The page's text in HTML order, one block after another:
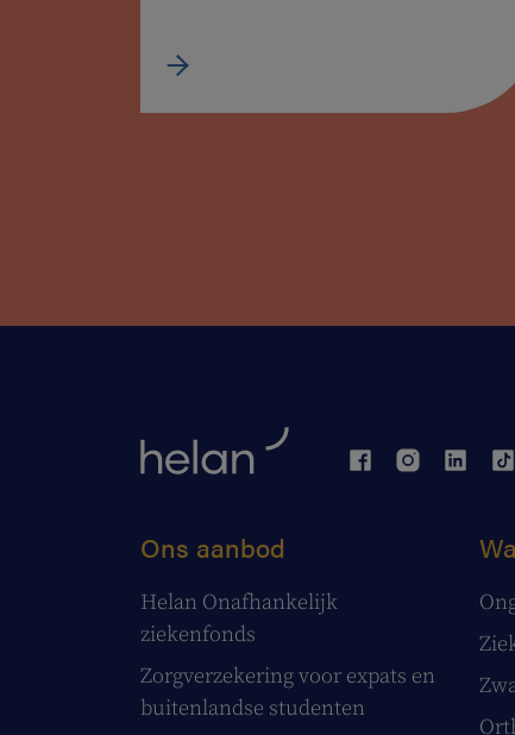
Ons aanbod
Helan Onafhankelijk
ziekenfonds
Zorgverzekering voor expats en
buitenlandse studenten